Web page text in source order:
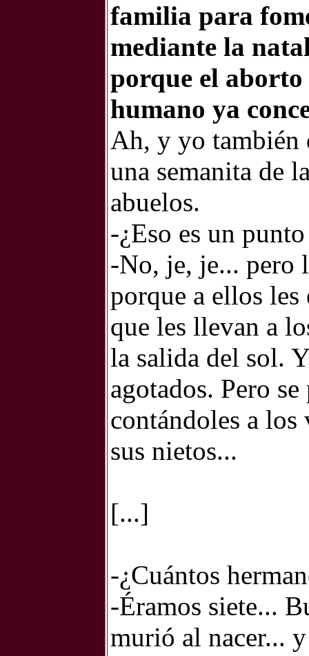
familia para
mediante la
porque el
humano ya
Ah, y yo también
una semanita de
abuelos.
-¿Eso es un
-No, je, je... pero
porque a ellos
que les llevan a
la salida del sol.
agotados. Pero
contándoles a
sus nietos...
[...]
-¿Cuántos
-Éramos siete...
murió al nacer...